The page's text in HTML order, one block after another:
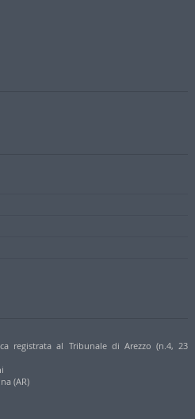
registrata al Tribunale di Arezzo (n.4, 23
(AR)